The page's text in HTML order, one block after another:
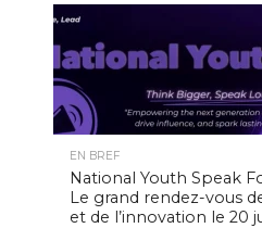
EN BREF
National Youth Speak
Le grand rendez-vous
et de l’innovation le 20